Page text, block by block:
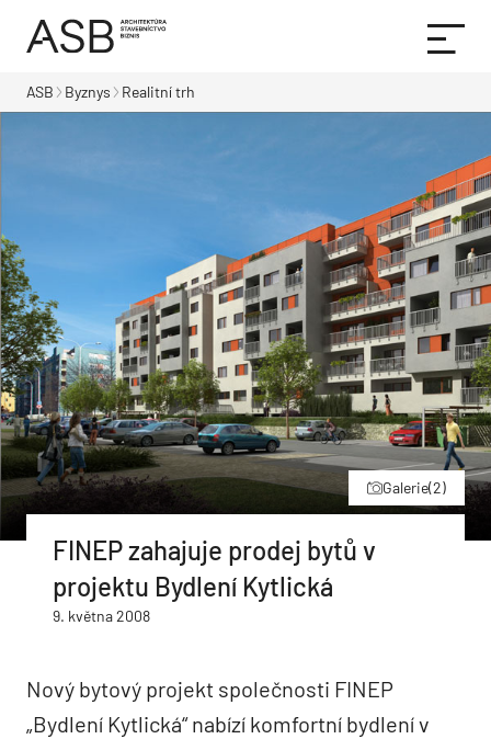
ASB Byznys Realitní trh
Galerie(2)
FINEP zahajuje prodej bytů v
projektu Bydlení Kytlická
9. května 2008
Nový bytový projekt společnosti FINEP
„Bydlení Kytlická“ nabízí komfortní bydlení v